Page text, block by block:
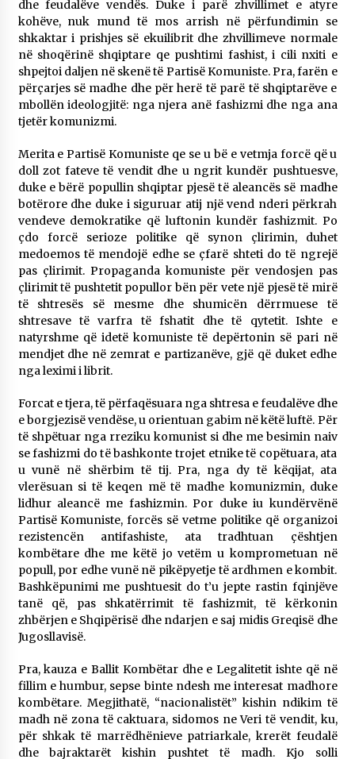
dhe feudalëve vendës. Duke i parë zhvillimet e atyre
kohëve, nuk mund të mos arrish në përfundimin se
shkaktar i prishjes së ekuilibrit dhe zhvillimeve normale
në shoqërinë shqiptare qe pushtimi fashist, i cili nxiti e
shpejtoi daljen në skenë të Partisë Komuniste. Pra, farën e
përçarjes së madhe dhe për herë të parë të shqiptarëve e
mbollën ideologjitë: nga njera anë fashizmi dhe nga ana
tjetër komunizmi.
Merita e Partisë Komuniste qe se u bë e vetmja forcë që u
doll zot fateve të vendit dhe u ngrit kundër pushtuesve,
duke e bërë popullin shqiptar pjesë të aleancës së madhe
botërore dhe duke i siguruar atij një vend nderi përkrah
vendeve demokratike që luftonin kundër fashizmit. Po
çdo forcë serioze politike që synon çlirimin, duhet
medoemos të mendojë edhe se çfarë shteti do të ngrejë
pas çlirimit. Propaganda komuniste për vendosjen pas
çlirimit të pushtetit popullor bën për vete një pjesë të mirë
të shtresës së mesme dhe shumicën dërrmuese të
shtresave të varfra të fshatit dhe të qytetit. Ishte e
natyrshme që idetë komuniste të depërtonin së pari në
mendjet dhe në zemrat e partizanëve, gjë që duket edhe
nga leximi i librit.
Forcat e tjera, të përfaqësuara nga shtresa e feudalëve dhe
e borgjezisë vendëse, u orientuan gabim në këtë luftë. Për
të shpëtuar nga rreziku komunist si dhe me besimin naiv
se fashizmi do të bashkonte trojet etnike të copëtuara, ata
u vunë në shërbim të tij. Pra, nga dy të këqijat, ata
vlerësuan si të keqen më të madhe komunizmin, duke
lidhur aleancë me fashizmin. Por duke iu kundërvënë
Partisë Komuniste, forcës së vetme politike që organizoi
rezistencën antifashiste, ata tradhtuan çështjen
kombëtare dhe me këtë jo vetëm u komprometuan në
popull, por edhe vunë në pikëpyetje të ardhmen e kombit.
Bashkëpunimi me pushtuesit do t’u jepte rastin fqinjëve
tanë që, pas shkatërrimit të fashizmit, të kërkonin
zhbërjen e Shqipërisë dhe ndarjen e saj midis Greqisë dhe
Jugosllavisë.
Pra, kauza e Ballit Kombëtar dhe e Legalitetit ishte që në
fillim e humbur, sepse binte ndesh me interesat madhore
kombëtare. Megjithatë, “nacionalistët” kishin ndikim të
madh në zona të caktuara, sidomos ne Veri të vendit, ku,
për shkak të marrëdhënieve patriarkale, krerët feudalë
dhe bajraktarët kishin pushtet të madh. Kjo solli